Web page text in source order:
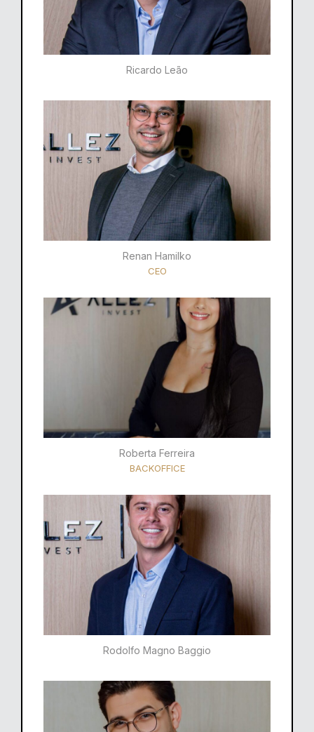
Ricardo Leão​
Renan Hamilko​
CEO
Roberta Ferreira
BACKOFFICE
Rodolfo Magno Baggio​​